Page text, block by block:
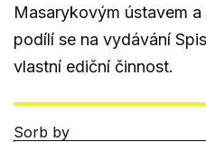
Masarykovým ústavem
podílí se na vydávání
vlastní ediční činnost.
Sorb by